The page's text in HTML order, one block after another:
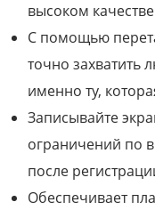
высоком
С помощью
точно захватить
именно ту,
Записывайте
ограничений по
после
Обеспечивает